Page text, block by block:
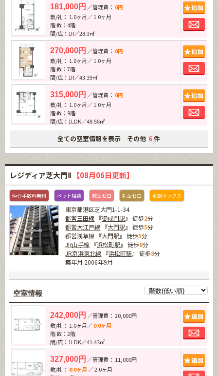
181,000円 ／管理費： 0円
敷/礼： 1.0ヶ月／ 1.0ヶ月
階 数：4階
間/広：1R／28.3㎡
270,000円 ／管理費： 0円
敷/礼： 1.0ヶ月／ 1.0ヶ月
階 数：7階
間/広：1R／43.39㎡
315,000円 ／管理費： 0円
敷/礼： 1.0ヶ月／ 1.0ヶ月
階 数：9階
間/広：1LDK／48.58㎡
全ての空室情報を表示 その他 6 件
レジディア芝大門Ⅱ 【08月06日更新】
仲介手数料無料 ペット相談 敷金ゼロ 礼金ゼロ 宅配ボックス
東京都港区芝大門1-1-34
都営三田線 『御成門駅』 徒歩2分
都営大江戸線 『大門駅』 徒歩5分
都営浅草線 『大門駅』 徒歩5分
JR山手線 『浜松町駅』 徒歩8分
JR京浜東北線 『浜松町駅』 徒歩8分
築年月 2006年9月
空室情報
242,000円 ／管理費： 20,000円
敷/礼： 1.0ヶ月／0.0ヶ月
階 数：2階
間/広：1LDK／41.43㎡
327,000円 ／管理費： 11,000円
敷/礼： 0.0ヶ月 ／ 2.0ヶ月